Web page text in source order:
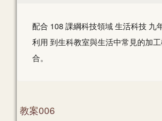
配合 108 課綱科技領域 生活科技 九
利用 到生科教室與生活中常見的加
合。
教案006